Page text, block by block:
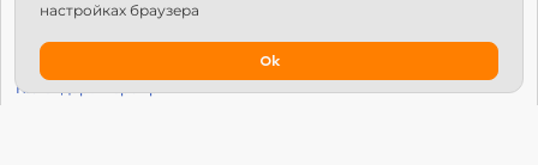
Как стать региональным лидером?
Календарь мероприятий
настройках браузера
Ok